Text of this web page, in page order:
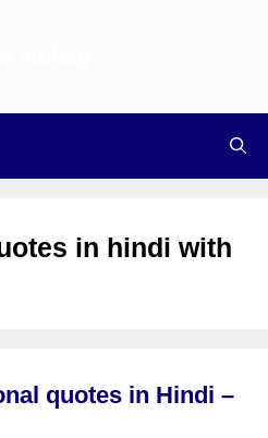
in hindi with
quotes in Hindi –